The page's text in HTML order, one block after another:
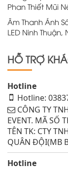
Phan Thiết Mũi
Âm Thanh Ánh
LED Ninh Thuận,
HỖ TRỢ
Hotline
Hotline:
CÔNG TY
EVENT. MÃ SỐ
TÊN TK: CTY
QUÂN ĐỘI(MB
Hotline